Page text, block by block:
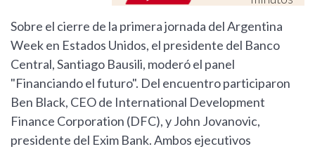
Sobre el cierre de la primera jornada del Argentina
Week en Estados Unidos, el presidente del Banco
Central, Santiago Bausili, moderó el panel
"Financiando el futuro". Del encuentro participaron
Ben Black, CEO de International Development
Finance Corporation (DFC), y John Jovanovic,
presidente del Exim Bank. Ambos ejecutivos